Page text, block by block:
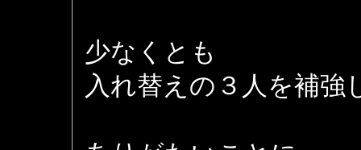
少なくとも
入れ替えの３人を補強